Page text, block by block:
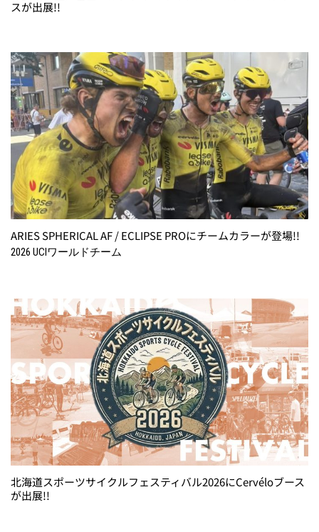
スが出展!!
ARIES SPHERICAL AF / ECLIPSE PROにチームカラーが登場!!
2026 UCIワールドチーム
北海道スポーツサイクルフェスティバル2026にCervéloブース
が出展!!